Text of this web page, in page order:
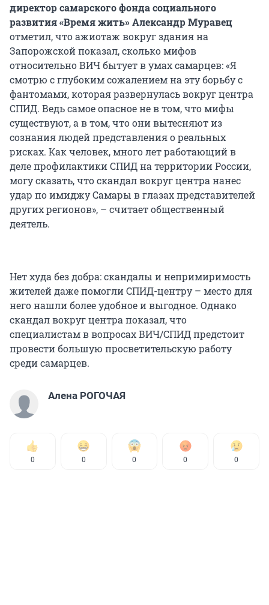
директор самарского фонда социального
развития «Время жить» Александр Муравец
отметил, что ажиотаж вокруг здания на
Запорожской показал, сколько мифов
относительно ВИЧ бытует в умах самарцев: «Я
смотрю с глубоким сожалением на эту борьбу с
фантомами, которая развернулась вокруг центра
СПИД. Ведь самое опасное не в том, что мифы
существуют, а в том, что они вытесняют из
сознания людей представления о реальных
рисках. Как человек, много лет работающий в
деле профилактики СПИД на территории России,
могу сказать, что скандал вокруг центра нанес
удар по имиджу Самары в глазах представителей
других регионов», – считает общественный
деятель.
Нет худа без добра: скандалы и непримиримость
жителей даже помогли СПИД-центру – место для
него нашли более удобное и выгодное. Однако
скандал вокруг центра показал, что
специалистам в вопросах ВИЧ/СПИД предстоит
провести большую просветительскую работу
среди самарцев.
Алена РОГОЧАЯ
0 0 0 0 0